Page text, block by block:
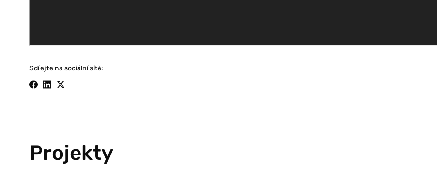
Sdílejte na sociální sítě:
Projekty